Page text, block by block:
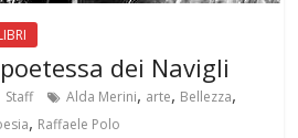
dei Navigli
Staff Alda Merini, arte, Bellezza,
, Raffaele Polo